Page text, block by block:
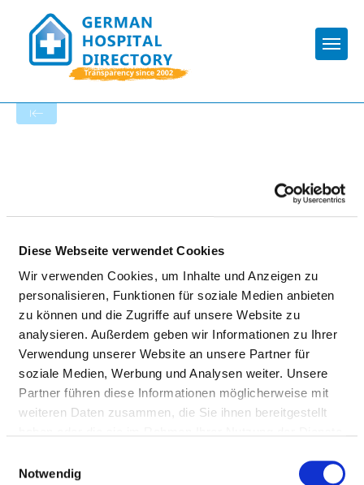
Diese Webseite verwendet Cookies
Wir verwenden Cookies, um Inhalte und Anzeigen zu
personalisieren, Funktionen für soziale Medien anbieten
zu können und die Zugriffe auf unsere Website zu
analysieren. Außerdem geben wir Informationen zu Ihrer
Verwendung unserer Website an unsere Partner für
soziale Medien, Werbung und Analysen weiter. Unsere
Partner führen diese Informationen möglicherweise mit
weiteren Daten zusammen, die Sie ihnen bereitgestellt
Notwendig
KREISKLINIK WÖRTH AN DER
DONAU
ACCESSIBILITY
ALLERGIES
Low-allergen room